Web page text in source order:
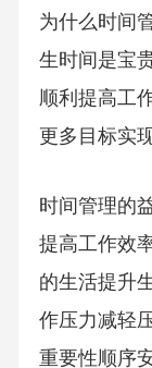
为什么时间
生时间是宝
顺利提高工
更多目标实
时间管理的
提高工作效
的生活提升
作压力减轻
重要性顺序